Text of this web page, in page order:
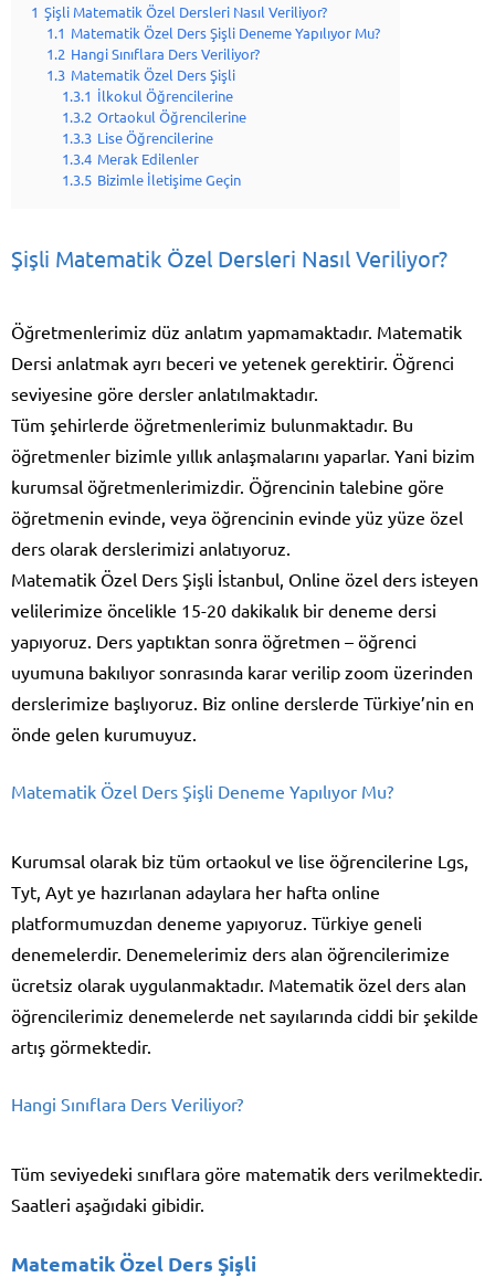
1 Şişli Matematik Özel Dersleri Nasıl Veriliyor?
1.1 Matematik Özel Ders Şişli Deneme Yapılıyor Mu?
1.2 Hangi Sınıflara Ders Veriliyor?
1.3 Matematik Özel Ders Şişli
1.3.1 İlkokul Öğrencilerine
1.3.2 Ortaokul Öğrencilerine
1.3.3 Lise Öğrencilerine
1.3.4 Merak Edilenler
1.3.5 Bizimle İletişime Geçin
Şişli Matematik Özel Dersleri Nasıl Veriliyor?
Öğretmenlerimiz düz anlatım yapmamaktadır. Matematik
Dersi anlatmak ayrı beceri ve yetenek gerektirir. Öğrenci
seviyesine göre dersler anlatılmaktadır.
Tüm şehirlerde öğretmenlerimiz bulunmaktadır. Bu
öğretmenler bizimle yıllık anlaşmalarını yaparlar. Yani bizim
kurumsal öğretmenlerimizdir. Öğrencinin talebine göre
öğretmenin evinde, veya öğrencinin evinde yüz yüze özel
ders olarak derslerimizi anlatıyoruz.
Matematik Özel Ders Şişli İstanbul, Online özel ders isteyen
velilerimize öncelikle 15-20 dakikalık bir deneme dersi
yapıyoruz. Ders yaptıktan sonra öğretmen – öğrenci
uyumuna bakılıyor sonrasında karar verilip zoom üzerinden
derslerimize başlıyoruz. Biz online derslerde Türkiye’nin en
önde gelen kurumuyuz.
Matematik Özel Ders Şişli Deneme Yapılıyor Mu?
Kurumsal olarak biz tüm ortaokul ve lise öğrencilerine Lgs,
Tyt, Ayt ye hazırlanan adaylara her hafta online
platformumuzdan deneme yapıyoruz. Türkiye geneli
denemelerdir. Denemelerimiz ders alan öğrencilerimize
ücretsiz olarak uygulanmaktadır. Matematik özel ders alan
öğrencilerimiz denemelerde net sayılarında ciddi bir şekilde
artış görmektedir.
Hangi Sınıflara Ders Veriliyor?
Tüm seviyedeki sınıflara göre matematik ders verilmektedir.
Saatleri aşağıdaki gibidir.
Matematik Özel Ders Şişli